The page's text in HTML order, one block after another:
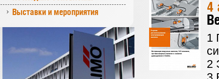
Выставки и мероприятия
4
1
2